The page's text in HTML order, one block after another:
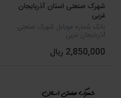
شهرک صنعتی استان آذربایجان
غربی
بانک شماره موبایل شهرک صنعتی
آذربایجان غربی
2,850,000 ریال